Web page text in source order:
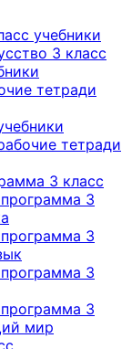
учебники
3 класс
тетради
тетради
3 класс
3
3
3
3
мир